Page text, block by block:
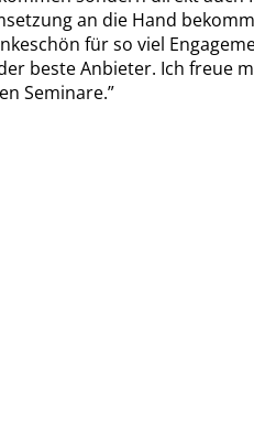
an die Hand
für so viel
beste Anbieter. Ich freue
Seminare.”